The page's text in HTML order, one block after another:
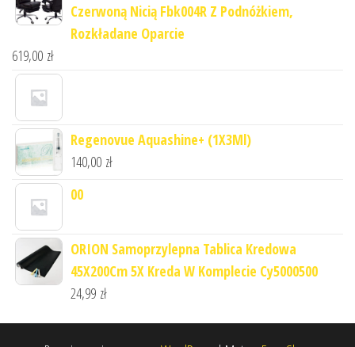
Czerwoną Nicią Fbk004R Z Podnóżkiem,
Rozkładane Oparcie
619,00 zł
Regenovue Aquashine+ (1X3Ml)
140,00 zł
00
ORION Samoprzylepna Tablica Kredowa
45X200Cm 5X Kreda W Komplecie Cy5000500
24,99 zł